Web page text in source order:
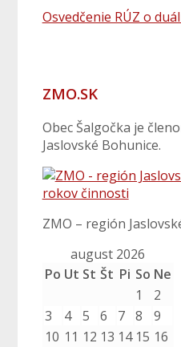
Osvedčenie RÚZ o
ZMO.SK
Obec Šalgočka je
Jaslovské Bohunice.
ZMO – región
august 2026
Po Ut St Št Pi So Ne
1
2
3
4 5 6 7 8
9
10 11 12 13 14 15 16